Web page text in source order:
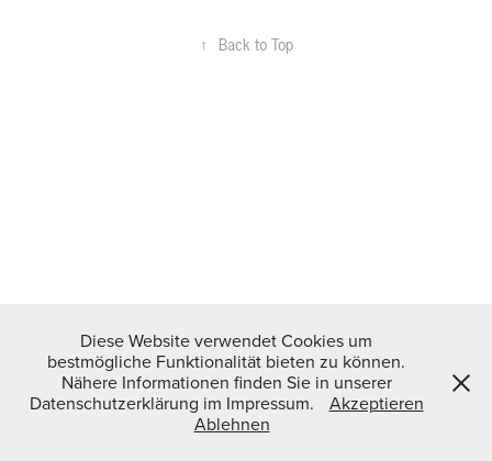
↑ Back to Top
Diese Website verwendet Cookies um
bestmögliche Funktionalität bieten zu können.
Nähere Informationen finden Sie in unserer
Datenschutzerklärung im Impressum.
Akzeptieren
Ablehnen